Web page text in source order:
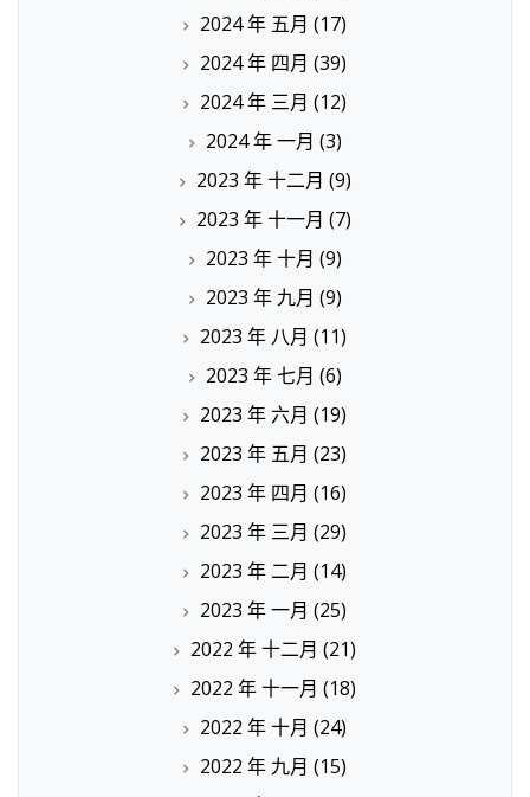
2024 年 五月 (17)
2024 年 四月 (39)
2024 年 三月 (12)
2024 年 一月 (3)
2023 年 十二月 (9)
2023 年 十一月 (7)
2023 年 十月 (9)
2023 年 九月 (9)
2023 年 八月 (11)
2023 年 七月 (6)
2023 年 六月 (19)
2023 年 五月 (23)
2023 年 四月 (16)
2023 年 三月 (29)
2023 年 二月 (14)
2023 年 一月 (25)
2022 年 十二月 (21)
2022 年 十一月 (18)
2022 年 十月 (24)
2022 年 九月 (15)